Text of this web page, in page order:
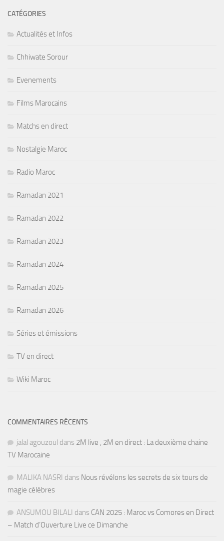
CATÉGORIES
Actualités et Infos
Chhiwate Sorour
Evenements
Films Marocains
Matchs en direct
Nostalgie Maroc
Radio Maroc
Ramadan 2021
Ramadan 2022
Ramadan 2023
Ramadan 2024
Ramadan 2025
Ramadan 2026
Séries et émissions
TV en direct
Wiki Maroc
COMMENTAIRES RÉCENTS
jalal agouzoul dans 2M live , 2M en direct : La deuxième chaine
TV Marocaine
MALIKA NASRI dans Nous révélons les secrets de six tours de
magie célèbres
ANSUMOU BILALI dans CAN 2025 : Maroc vs Comores en Direct
– Match d’Ouverture Live ce Dimanche